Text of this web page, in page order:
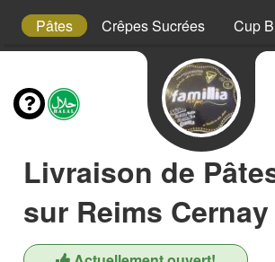
Pâtes Crêpes Sucrées Cup
Livraison de
sur Reims Cernay